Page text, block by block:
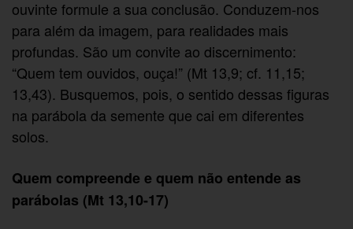
ouvinte formule a sua conclusão. Conduzem-nos
para além da imagem, para realidades mais
profundas. São um convite ao discernimento:
“Quem tem ouvidos, ouça!” (Mt 13,9; cf. 11,15;
13,43). Busquemos, pois, o sentido dessas figuras
na parábola da semente que cai em diferentes
solos.
Quem compreende e quem não entende as
parábolas (Mt 13,10-17)